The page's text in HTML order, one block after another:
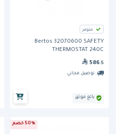
متوفر
Bertos 32070600 SAFETY
THERMOSTAT 240C
586.5
توصيل مجاني
بائع موثق
50% خصم